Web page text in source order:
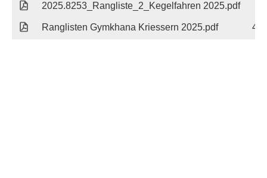
2025.8253_Rangliste_2_Kegelfahren 2025.pdf
Ranglisten Gymkhana Kriessern 2025.pdf